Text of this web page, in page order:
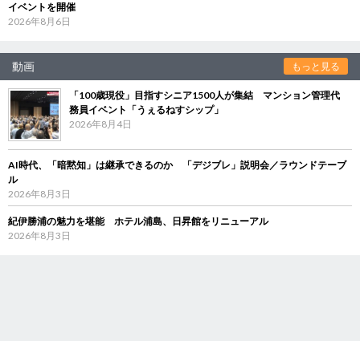
イベントを開催
2026年8月6日
動画 もっと見る
「100歳現役」目指すシニア1500人が集結 マンション管理代
務員イベント「うぇるねすシップ」
2026年8月4日
AI時代、「暗黙知」は継承できるのか 「デジブレ」説明会／ラウンドテーブ
ル
2026年8月3日
紀伊勝浦の魅力を堪能 ホテル浦島、日昇館をリニューアル
2026年8月3日